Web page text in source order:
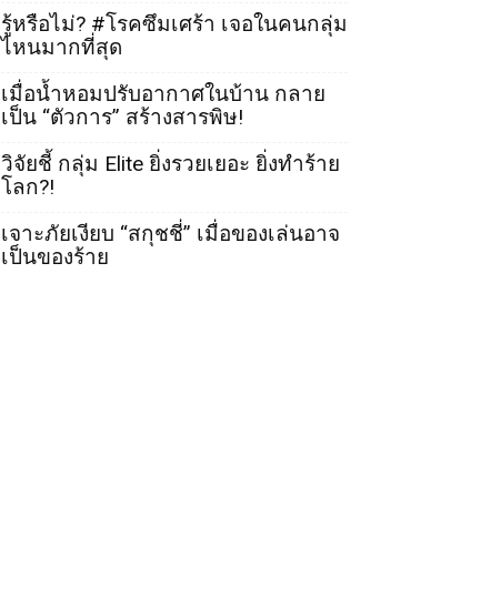
รู้หรือไม่? #โรคซึมเศร้า เจอในคนกลุ่ม
ไหนมากที่สุด
เมื่อน้ำหอมปรับอากาศในบ้าน กลาย
เป็น “ตัวการ” สร้างสารพิษ!
วิจัยชี้ กลุ่ม Elite ยิ่งรวยเยอะ ยิ่งทำร้าย
โลก?!
เจาะภัยเงียบ “สกุชชี่” เมื่อของเล่นอาจ
เป็นของร้าย